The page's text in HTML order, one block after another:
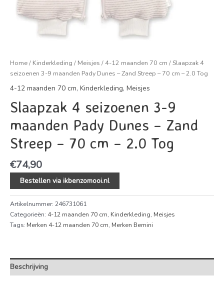
Home/ Kinderkleding / Meisjes / 4-12 maanden 70 cm / Slaapzak 4
seizoenen 3-9 maanden Pady Dunes – Zand Streep – 70 cm – 2.0 Tog
4-12 maanden 70 cm, Kinderkleding, Meisjes
Slaapzak 4 seizoenen 3-9
maanden Pady Dunes – Zand
Streep – 70 cm – 2.0 Tog
€74,90
Bestellen via ikbenzomooi.nl
Artikelnummer: 246731061
Categorieën: 4-12 maanden 70 cm, Kinderkleding, Meisjes
Tags: Merken 4-12 maanden 70 cm, Merken Bemini
Beschrijving